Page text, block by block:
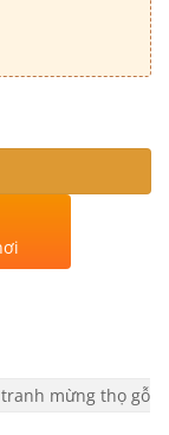
mừng thọ gỗ